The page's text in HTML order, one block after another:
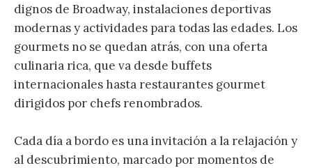
dignos de Broadway, instalaciones deportivas
modernas y actividades para todas las edades. Los
gourmets no se quedan atrás, con una oferta
culinaria rica, que va desde buffets
internacionales hasta restaurantes gourmet
dirigidos por chefs renombrados.
Cada día a bordo es una invitación a la relajación y
al descubrimiento, marcado por momentos de